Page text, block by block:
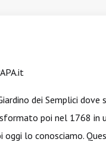
dei Semplici
poi nel 1768 in
lo conosciamo.